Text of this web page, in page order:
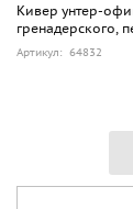
Кивер унтер-
гренадерского,
Артикул: 64832